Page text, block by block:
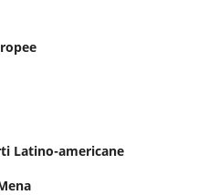
Latino-americane